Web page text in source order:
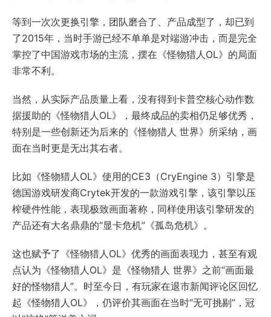
等到一次次更换引擎，团队磨合了、产品成型了，却已到
了2015年，当时手游已经不单单是对端游冲击，而是完全
掌控了中国游戏市场的主流，摆在《怪物猎人OL》的局面
非常不利。
当然，从实际产品质量上看，没有得到卡普空核心动作数
据援助的《怪物猎人OL》，最终成品的卖相仍足够优秀，
特别是一些创新还为后来的《怪物猎人 世界》所采纳，画
面在当时更是无出其右者。
比如《怪物猎人OL》使用的CE3（CryEngine 3）引擎是
德国游戏研发商Crytek开发的一款游戏引擎，该引擎以压
榨硬件性能，表现极致画面著称，同样使用该引擎研发的
产品还有大名鼎鼎的“显卡危机”《孤岛危机》。
这也赋予了《怪物猎人OL》优秀的画面表现力，甚至有观
点认为《怪物猎人OL》是《怪物猎人 世界》之前“画面最
好的怪物猎人”。时至今日，有玩家在退市新闻评论区回忆
起《怪物猎人OL》，仍评价其画面在当时“无可挑剔”，冠